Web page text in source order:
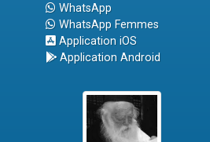
WhatsApp
WhatsApp Femmes
Application iOS
Application Android